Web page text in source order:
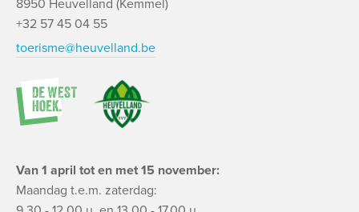
8950 Heuvelland (Kemmel)
+32 57 45 04 55
toerisme@heuvelland.be
Van 1 april tot en met 15 november:
Maandag t.e.m. zaterdag: